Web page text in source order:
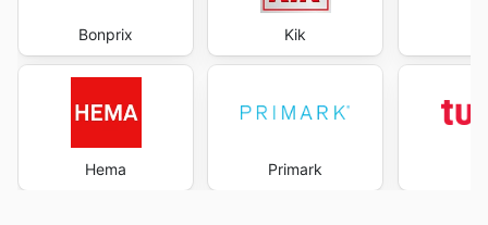
Bonprix
Hema
Kik
Primark